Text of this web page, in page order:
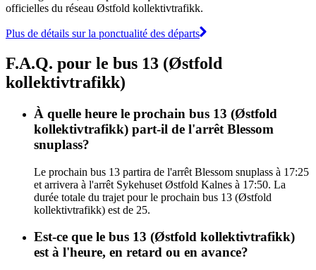
officielles du réseau Østfold kollektivtrafikk.
Plus de détails sur la ponctualité des départs
F.A.Q. pour le bus 13 (Østfold
kollektivtrafikk)
À quelle heure le prochain bus 13 (Østfold
kollektivtrafikk) part-il de l'arrêt Blessom
snuplass?
Le prochain bus 13 partira de l'arrêt Blessom snuplass à 17:25
et arrivera à l'arrêt Sykehuset Østfold Kalnes à 17:50. La
durée totale du trajet pour le prochain bus 13 (Østfold
kollektivtrafikk) est de 25.
Est-ce que le bus 13 (Østfold kollektivtrafikk)
est à l'heure, en retard ou en avance?